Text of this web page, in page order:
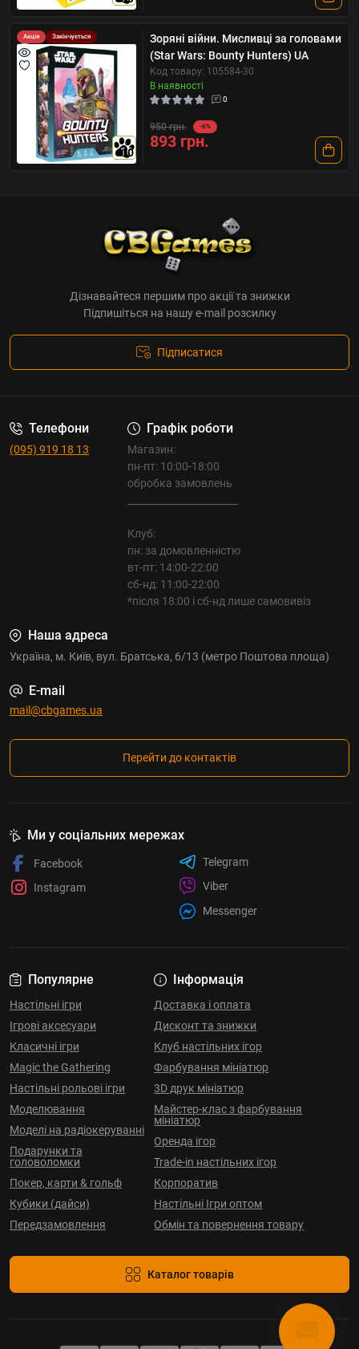
Акція Закінчується
10
Зоряні війни. Мисливці за головами
(Star Wars: Bounty Hunters) UA
Код товару: 105584-30
В наявності
0
950 грн. -6%
893 грн.
Дізнавайтеся першим про акції та знижки
Підпишіться на нашу e-mail розсилку
Підписатися
Телефони
(095) 919 18 13
Графік роботи
Магазин:
пн-пт: 10:00-18:00
обробка замовлень
Клуб:
пн: за домовленністю
вт-пт: 14:00-22:00
сб-нд: 11:00-22:00
*після 18:00 і сб-нд лише самовивіз
Наша адреса
Україна, м. Київ, вул. Братська, 6/13 (метро Поштова площа)
E-mail
mail@cbgames.ua
Перейти до контактів
Популярне
Настільні ігри
Ігрові аксесуари
Класичні ігри
Magic the Gathering
Настільні рольові ігри
Моделювання
Моделі на радіокеруванні
Подарунки та
головоломки
Покер, карти & гольф
Кубики (дайси)
Передзамовлення
Інформація
Доставка і оплата
Дисконт та знижки
Клуб настільних ігор
Фарбування мініатюр
3D друк мініатюр
Майстер-клас з фарбування
мініатюр
Оренда ігор
Trade-in настільних ігор
Корпоратив
Настільні Ігри оптом
Обмін та повернення товару
Каталог товарів
Ми у соціальних мережах
Facebook
Instagram
Telegram
Viber
Messenger